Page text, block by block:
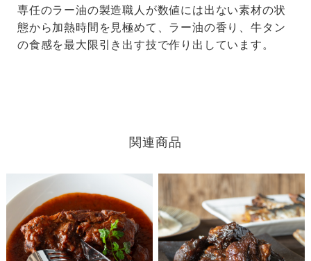
専任のラー油の製造職人が数値には出ない素材の状
態から加熱時間を見極めて、ラー油の香り、牛タン
の食感を最大限引き出す技で作り出しています。
関連商品